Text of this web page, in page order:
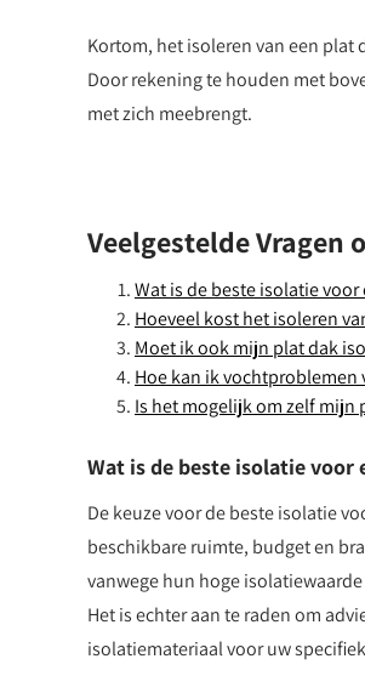
Kortom, het isoleren van een
Door rekening te houden met
met zich meebrengt.
Veelgestelde Vragen
Wat is de beste isolatie voor
Hoeveel kost het isoleren
Moet ik ook mijn plat dak
Hoe kan ik
Is het mogelijk om zelf mijn
Wat is de beste isolatie voor
De keuze voor de beste isolatie
beschikbare ruimte, budget en
vanwege hun hoge
Het is echter aan te raden om
isolatiemateriaal voor uw